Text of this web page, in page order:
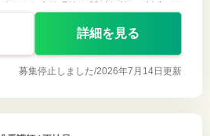
詳細を見る
募集停止しました/2026年7月14日更新